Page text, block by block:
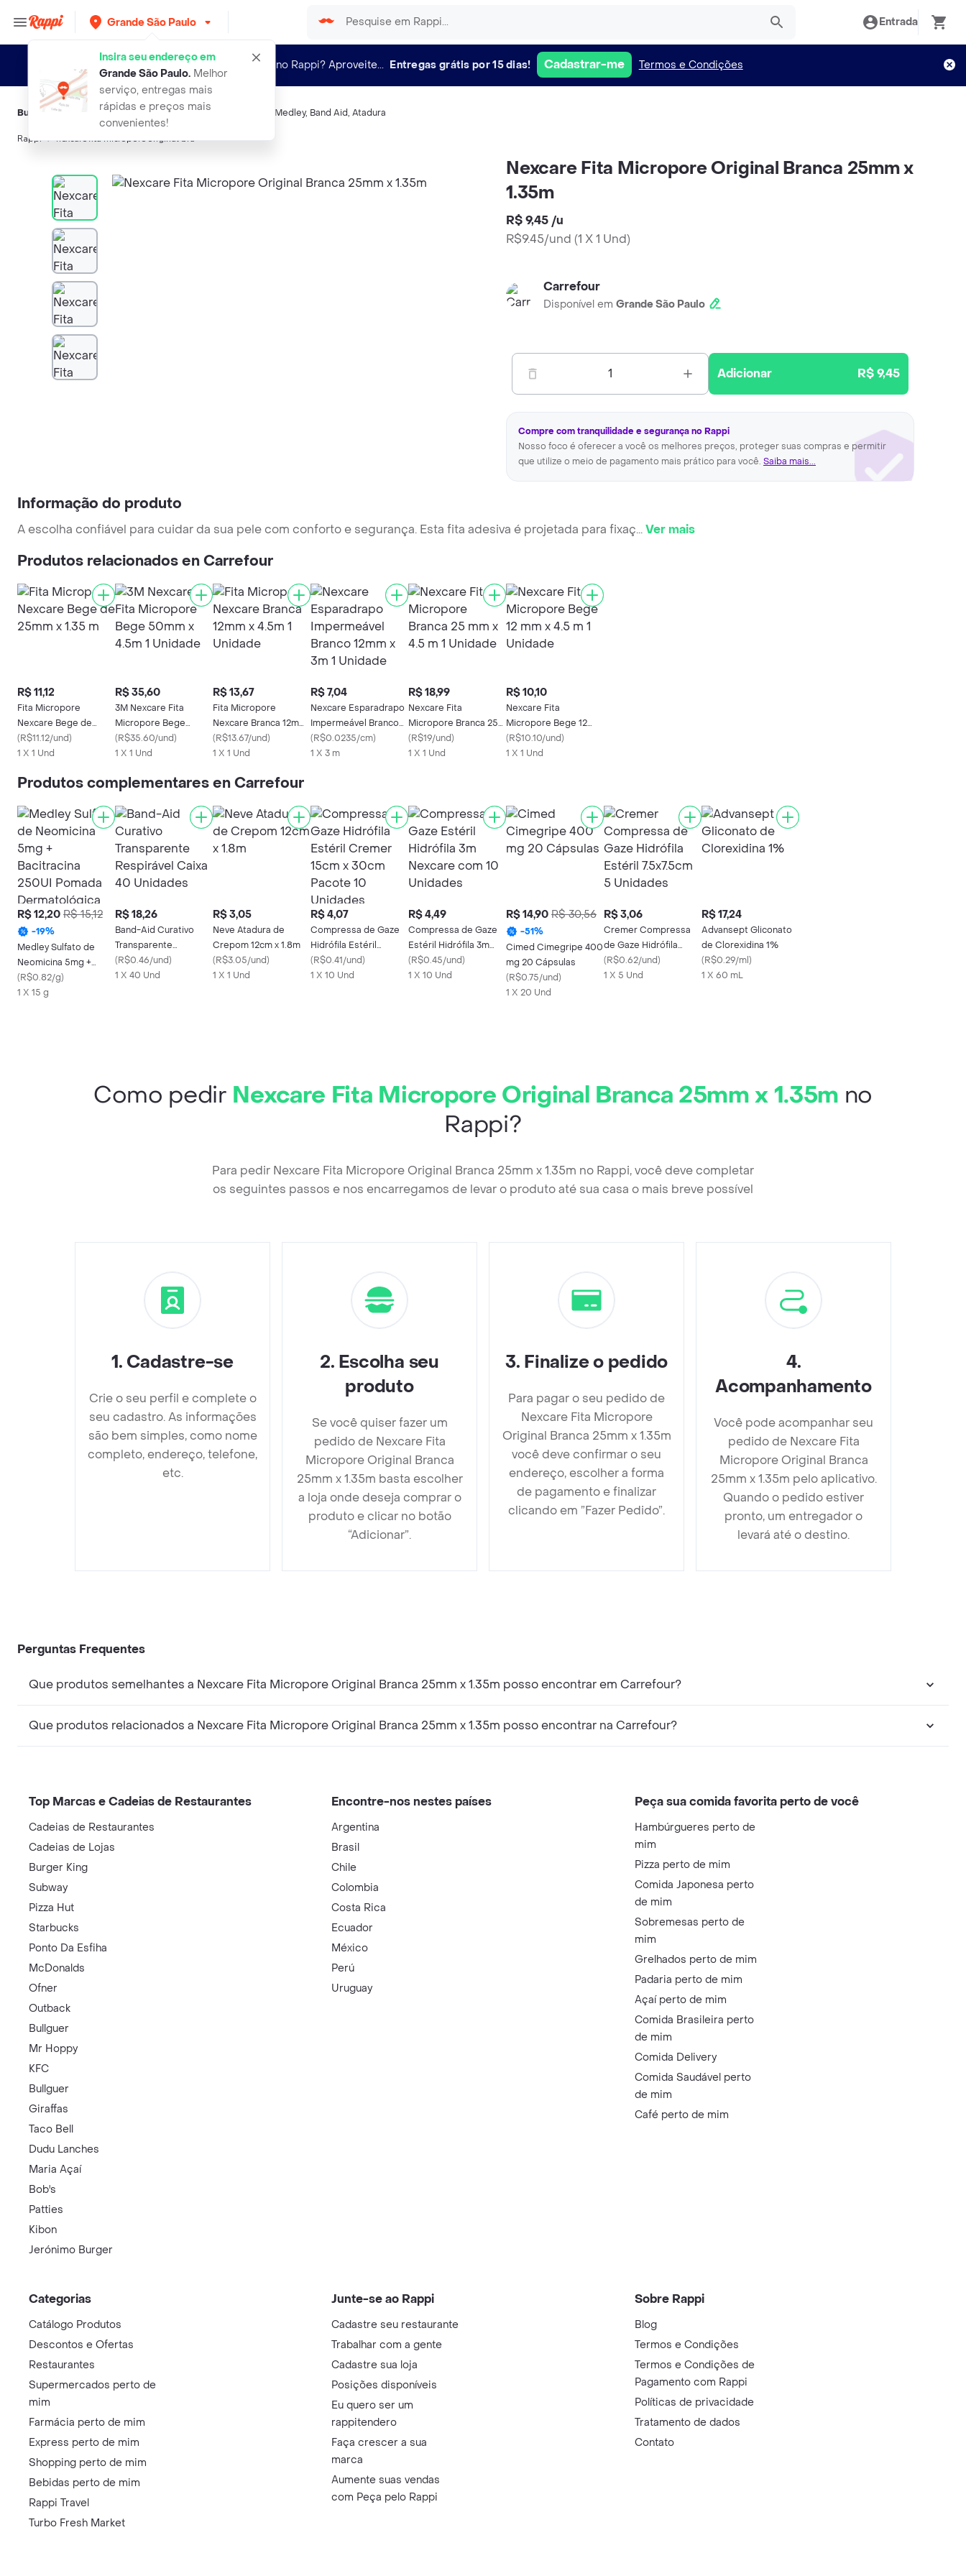
Grande São Paulo
Insira seu endereço em
Grande São Paulo.Melhor
serviço, entregas mais
rápidas e preços mais
convenientes!
Entrada
Novo no Rappi? Aproveite... Entregas grátis por 15 dias! Cadastrar-me Termos e Condições
Buscas relacionadas:Patches e tecidos adesivos Medley, Band Aid, Atadura
Rappi nexcare fita micropore original bra
Nexcare Fita Micropore Original Branca 25mm x
1.35m
R$ 9,45 /u
R$9.45/und (1 X 1 Und)
Carrefour
Disponível em Grande São Paulo
1 Adicionar R$ 9,45
Compre com tranquilidade e segurança no Rappi
Nosso foco é oferecer a você os melhores preços, proteger suas compras e permitir
que utilize o meio de pagamento mais prático para você. Saiba mais...
Informação do produto
A escolha confiável para cuidar da sua pele com conforto e segurança. Esta fita adesiva é projetada para fixaç...Ver mais
Produtos relacionados en Carrefour
R$ 11,12
Fita Micropore
Nexcare Bege de
25mm x 1.35 m
(R$11.12/und)
1 X 1 Und
R$ 35,60
3M Nexcare Fita
Micropore Bege
50mm x 4.5m 1
Unidade
(R$35.60/und)
1 X 1 Und
R$ 13,67
Fita Micropore
Nexcare Branca 12mm
x 4.5m 1 Unidade
(R$13.67/und)
1 X 1 Und
R$ 7,04
Nexcare Esparadrapo
Impermeável Branco
12mm x 3m 1 Unidade
(R$0.0235/cm)
1 X 3 m
R$ 18,99
Nexcare Fita
Micropore Branca 25
mm x 4.5 m 1 Unidade
(R$19/und)
1 X 1 Und
R$ 10,10
Nexcare Fita
Micropore Bege 12
mm x 4.5 m 1 Unidade
(R$10.10/und)
1 X 1 Und
Produtos complementares en Carrefour
R$ 12,20 R$ 15,12
-19%
Medley Sulfato de
Neomicina 5mg +
Bacitracina 250UI
Pomada
(R$0.82/g)
1 X 15 g
R$ 18,26
Band-Aid Curativo
Transparente
Respirável Caixa 40
Unidades
(R$0.46/und)
1 X 40 Und
R$ 3,05
Neve Atadura de
Crepom 12cm x 1.8m
(R$3.05/und)
1 X 1 Und
R$ 4,07
Compressa de Gaze
Hidrófila Estéril
Cremer 15cm x 30cm
Pacote 10 Unidades
(R$0.41/und)
1 X 10 Und
R$ 4,49
Compressa de Gaze
Estéril Hidrófila 3m
Nexcare com 10
Unidades
(R$0.45/und)
1 X 10 Und
R$ 14,90 R$ 30,56
-51%
Cimed Cimegripe 400
mg 20 Cápsulas
(R$0.75/und)
1 X 20 Und
R$ 3,06
Cremer Compressa
de Gaze Hidrófila
Estéril 7.5x7.5cm 5
Unidades
(R$0.62/und)
1 X 5 Und
R$ 17,24
Advansept Gliconato
de Clorexidina 1%
(R$0.29/ml)
1 X 60 mL
Como pedir Nexcare Fita Micropore Original Branca 25mm x 1.35m no
Rappi?
Para pedir Nexcare Fita Micropore Original Branca 25mm x 1.35m no Rappi, você deve completar
os seguintes passos e nos encarregamos de levar o produto até sua casa o mais breve possível
1. Cadastre-se
Crie o seu perfil e complete o
seu cadastro. As informações
são bem simples, como nome
completo, endereço, telefone,
etc.
2. Escolha seu
produto
Se você quiser fazer um
pedido de Nexcare Fita
Micropore Original Branca
25mm x 1.35m basta escolher
a loja onde deseja comprar o
produto e clicar no botão
“Adicionar”.
3. Finalize o pedido
Para pagar o seu pedido de
Nexcare Fita Micropore
Original Branca 25mm x 1.35m
você deve confirmar o seu
endereço, escolher a forma
de pagamento e finalizar
clicando em ”Fazer Pedido”.
4.
Acompanhamento
Você pode acompanhar seu
pedido de Nexcare Fita
Micropore Original Branca
25mm x 1.35m pelo aplicativo.
Quando o pedido estiver
pronto, um entregador o
levará até o destino.
Perguntas Frequentes
Que produtos semelhantes a Nexcare Fita Micropore Original Branca 25mm x 1.35m posso encontrar em Carrefour?
Que produtos relacionados a Nexcare Fita Micropore Original Branca 25mm x 1.35m posso encontrar na Carrefour?
Top Marcas e Cadeias de Restaurantes
Cadeias de Restaurantes
Cadeias de Lojas
Burger King
Subway
Pizza Hut
Starbucks
Ponto Da Esfiha
McDonalds
Ofner
Outback
Bullguer
Mr Hoppy
KFC
Bullguer
Giraffas
Taco Bell
Dudu Lanches
Maria Açaí
Bob's
Patties
Kibon
Jerónimo Burger
Encontre-nos nestes países
Argentina
Brasil
Chile
Colombia
Costa Rica
Ecuador
México
Perú
Uruguay
Peça sua comida favorita perto de você
Hambúrgueres perto de
mim
Pizza perto de mim
Comida Japonesa perto
de mim
Sobremesas perto de
mim
Grelhados perto de mim
Padaria perto de mim
Açaí perto de mim
Comida Brasileira perto
de mim
Comida Delivery
Comida Saudável perto
de mim
Café perto de mim
Categorias
Catálogo Produtos
Descontos e Ofertas
Restaurantes
Supermercados perto de
mim
Farmácia perto de mim
Express perto de mim
Shopping perto de mim
Bebidas perto de mim
Rappi Travel
Turbo Fresh Market
Junte-se ao Rappi
Cadastre seu restaurante
Trabalhar com a gente
Cadastre sua loja
Posições disponíveis
Eu quero ser um
rappitendero
Faça crescer a sua
marca
Aumente suas vendas
com Peça pelo Rappi
Sobre Rappi
Blog
Termos e Condições
Termos e Condições de
Pagamento com Rappi
Políticas de privacidade
Tratamento de dados
Contato